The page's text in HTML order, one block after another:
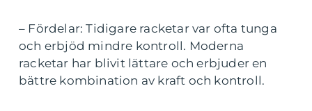
– Fördelar: Tidigare racketar var ofta tunga
och erbjöd mindre kontroll. Moderna
racketar har blivit lättare och erbjuder en
bättre kombination av kraft och kontroll.